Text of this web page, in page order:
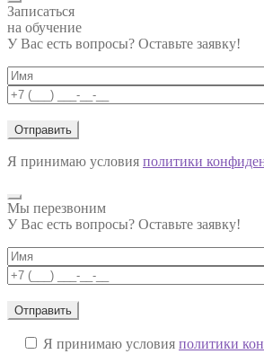
Записаться
на обучение
У Вас есть вопросы? Оставьте заявку!
Я принимаю условия политики
Мы перезвоним
У Вас есть вопросы? Оставьте заявку!
Я принимаю условия политики